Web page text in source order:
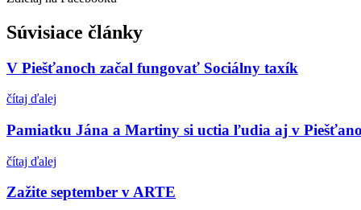
Súvisiace články
V Piešťanoch začal fungovať Sociálny taxík
čítaj ďalej
Pamiatku Jána a Martiny si uctia ľudia aj v
čítaj ďalej
Zažite september v ARTE